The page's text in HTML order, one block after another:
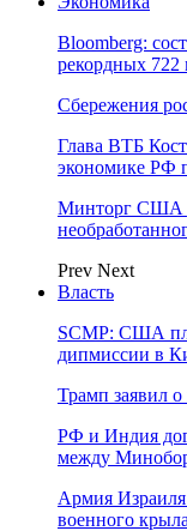
Bloomberg:
рекордных 722
Сбережения
Глава ВТБ
экономике РФ
Минторг США
Prev Next
Власть
SCMP: США
дипмиссии в
Трамп заявил о
РФ и Индия
между
Армия Израиля
военного